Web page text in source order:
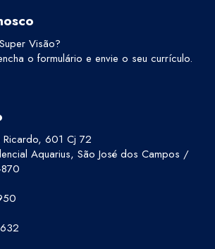
Visão?
o formulário e envie o seu currículo.
Ricardo, 601 Cj 72
Aquarius, São José dos Campos /